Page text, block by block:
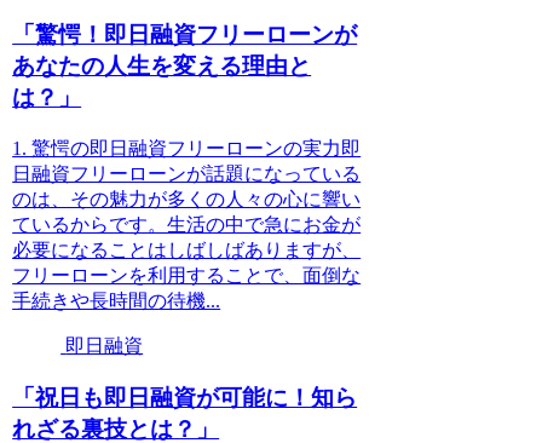
「驚愕！即日融資フリーローンが
あなたの人生を変える理由と
は？」
1. 驚愕の即日融資フリーローンの実力即
日融資フリーローンが話題になっている
のは、その魅力が多くの人々の心に響い
ているからです。生活の中で急にお金が
必要になることはしばしばありますが、
フリーローンを利用することで、面倒な
手続きや長時間の待機...
即日融資
「祝日も即日融資が可能に！知ら
れざる裏技とは？」